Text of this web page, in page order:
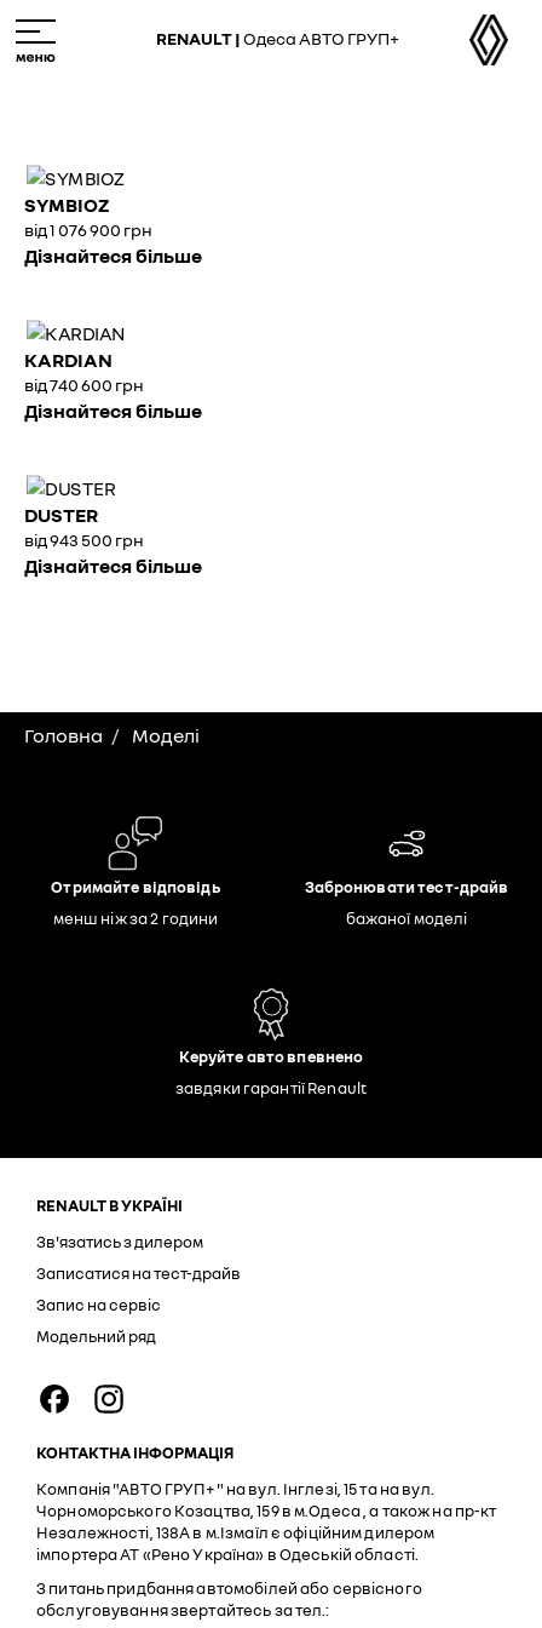
to
main
RENAULT |Одеса АВТО ГРУП+
SYMBIOZ
від 1 076 900 грн
Дізнайтеся більше
KARDIAN
від 740 600 грн
Дізнайтеся більше
DUSTER
від 943 500 грн
Дізнайтеся більше
Головна Моделі
Отримайте відповідь
менш ніж за 2 години
Забронювати тест-драйв
бажаної моделі
Керуйте авто впевнено
завдяки гарантії Renault
RENAULT В УКРАЇНІ
Зв'язатись з дилером
Записатися на тест-драйв
Запис на сервіс
Модельний ряд
КОНТАКТНА ІНФОРМАЦІЯ
Компанія "АВТО ГРУП+" на вул. Інглезі, 15 та на вул.
Чорноморського Козацтва, 159 в м.Одеса , а також на пр-кт
Незалежності, 138А в м.Ізмаїл є офіційним дилером
імпортера АТ «Рено Україна» в Одеській області.
З питань придбання автомобілей або сервісного
обслуговування звертайтесь за тел.: